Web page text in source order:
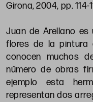
Girona, 2004, pp. 114-
Juan de Arellano
flores de la pintura
conocen muchos
número de obras
ejemplo esta
representan dos